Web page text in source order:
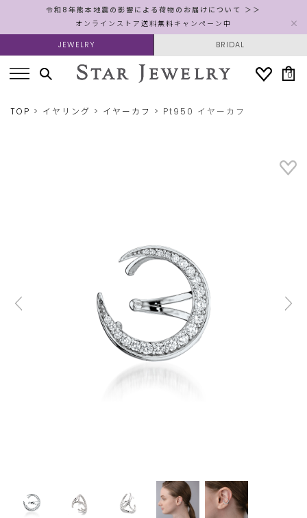
令和8年熊本地震の影響による荷物のお届けについて ＞＞
オンラインストア送料無料キャンペーン中
JEWELRY BRIDAL
0
TOP イヤリング イヤーカフ Pt950 イヤーカフ